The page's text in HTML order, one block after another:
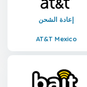
إعادة الشحن
AT&T Mexico